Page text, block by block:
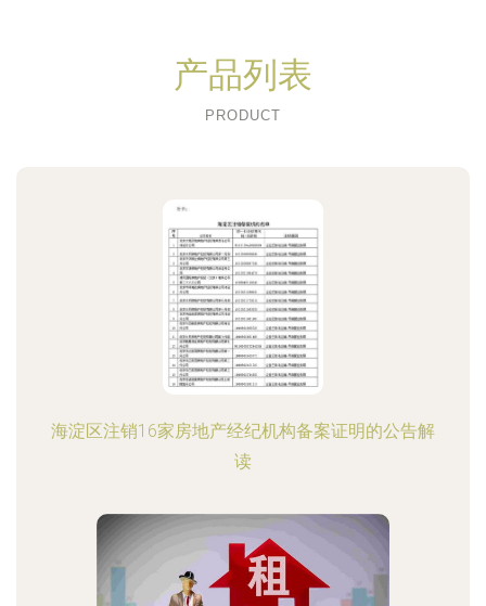
产品列表
PRODUCT
海淀区注销16家房地产经纪机构备案证明的公告解
读